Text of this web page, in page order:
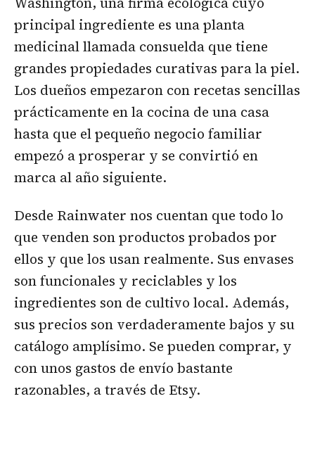
principal ingrediente es una planta
medicinal llamada consuelda que tiene
grandes propiedades curativas para la piel.
Los dueños empezaron con recetas sencillas
prácticamente en la cocina de una casa
hasta que el pequeño negocio familiar
empezó a prosperar y se convirtió en
marca al año siguiente.
Desde Rainwater nos cuentan que todo lo
que venden son productos probados por
ellos y que los usan realmente. Sus envases
son funcionales y reciclables y los
ingredientes son de cultivo local. Además,
sus precios son verdaderamente bajos y su
catálogo amplísimo. Se pueden comprar, y
con unos gastos de envío bastante
razonables, a través de Etsy.